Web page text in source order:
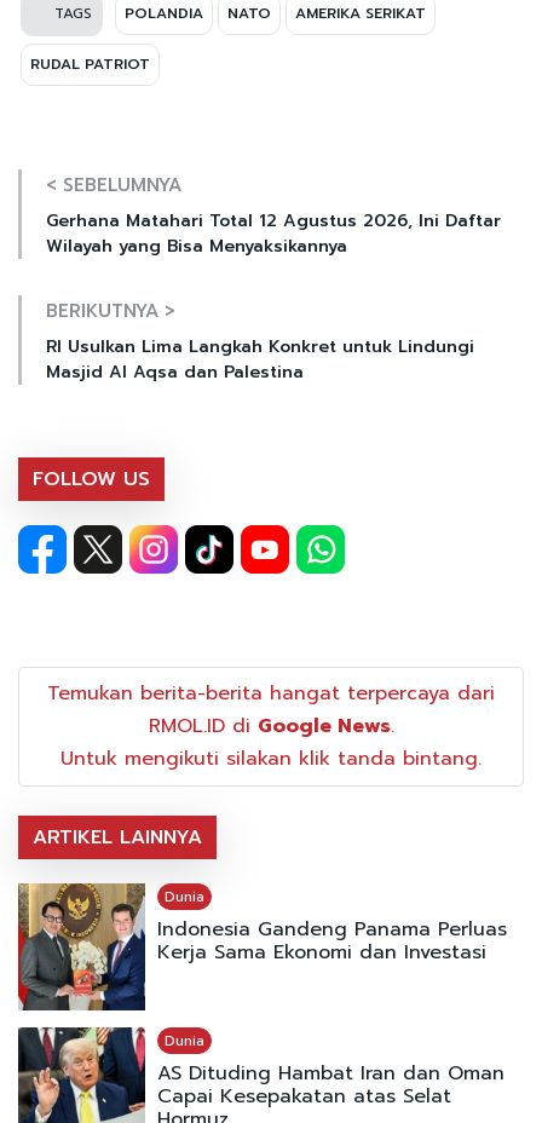
TAGS POLANDIA NATO AMERIKA SERIKAT
RUDAL PATRIOT
< SEBELUMNYA
Gerhana Matahari Total 12 Agustus 2026, Ini Daftar
Wilayah yang Bisa Menyaksikannya
BERIKUTNYA >
RI Usulkan Lima Langkah Konkret untuk Lindungi
Masjid Al Aqsa dan Palestina
FOLLOW US
Temukan berita-berita hangat terpercaya dari
RMOL.ID di Google News.
Untuk mengikuti silakan klik tanda bintang.
ARTIKEL LAINNYA
Dunia
Indonesia Gandeng Panama Perluas
Kerja Sama Ekonomi dan Investasi
Dunia
AS Dituding Hambat Iran dan Oman
Capai Kesepakatan atas Selat